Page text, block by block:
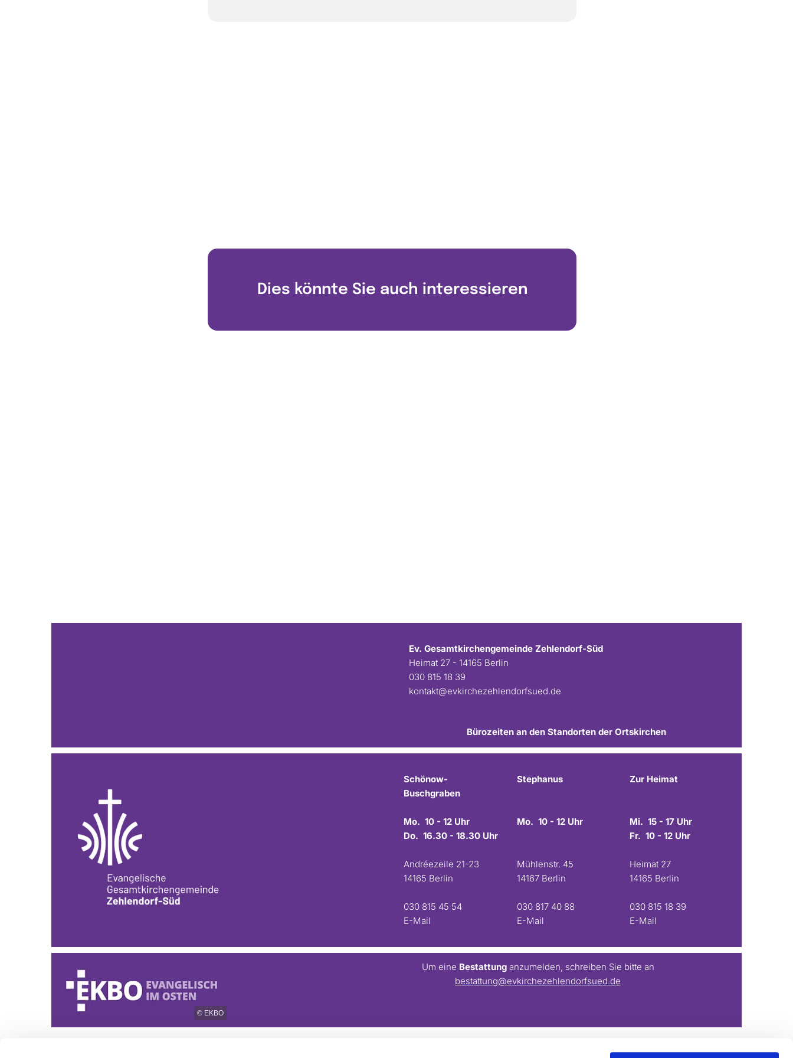
Dies könnte Sie auch interessieren
Ev. Gesamtkirchengemeinde Zehlendorf-Süd
Heimat 27 - 14165 Berlin
030 815 18 39
kontakt@evkirchezehlendorfsued.de
Bürozeiten an den Standorten der Ortskirchen
Schönow-
Buschgraben
Mo. 10 - 12 Uhr
Do. 16.30 - 18.30 Uhr
Andréezeile 21-23
14165 Berlin
030 815 45 54
E-Mail
Stephanus
Mo. 10 - 12 Uhr
Mühlenstr. 45
14167 Berlin
030 817 40 88
E-Mail
Zur Heimat
Mi. 15 - 17 Uhr
Fr. 10 - 12 Uhr
Heimat 27
14165 Berlin
030 815 18 39
E-Mail
© EKBO
Um eine Bestattunganzumelden, schreiben Sie bitte an
bestattung@evkirchezehlendorfsued.de